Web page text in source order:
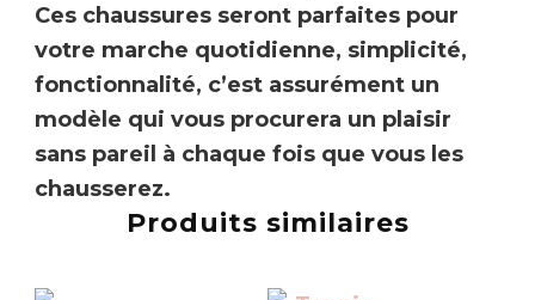
Ces chaussures seront parfaites pour
votre marche quotidienne, simplicité,
fonctionnalité, c’est assurément un
modèle qui vous procurera un plaisir
sans pareil à chaque fois que vous les
chausserez.
Produits similaires